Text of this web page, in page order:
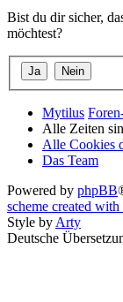
Bist du dir sicher,
möchtest?
Mytilus
Alle Zeiten
Alle Cookies
Das Team
Powered by phpBB
scheme created
Style byArty
Deutsche